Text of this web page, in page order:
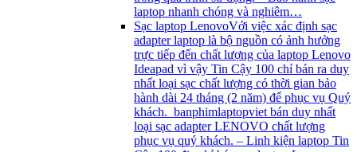
laptop nhanh chóng và nghiêm…
Sạc laptop LenovoVới việc xác định sạc
adapter laptop là bộ nguồn có ảnh hưởng
trực tiếp đến chất lượng của laptop Lenovo
Ideapad vì vậy Tin Cậy 100 chỉ bán ra duy
nhất loại sạc chất lượng có thời gian bảo
hành dài 24 tháng (2 năm) để phục vụ Quý
khách. banphimlaptopviet bán duy nhất
loại sạc adapter LENOVO chất lượng
phục vụ quý khách. – Linh kiện laptop Tin